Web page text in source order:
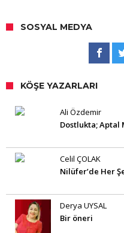
SOSYAL MEDYA
KÖŞE YAZARLARI
Ali Özdemir
Dostlukta; Aptal
Celil ÇOLAK
Nilüfer’de Her
Derya UYSAL
Bir öneri